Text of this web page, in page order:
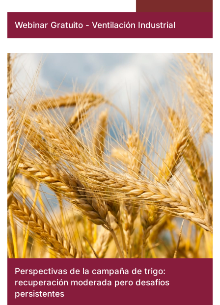
Webinar Gratuito - Ventilación Industrial
Perspectivas de la campaña de trigo:
recuperación moderada pero desafíos
persistentes